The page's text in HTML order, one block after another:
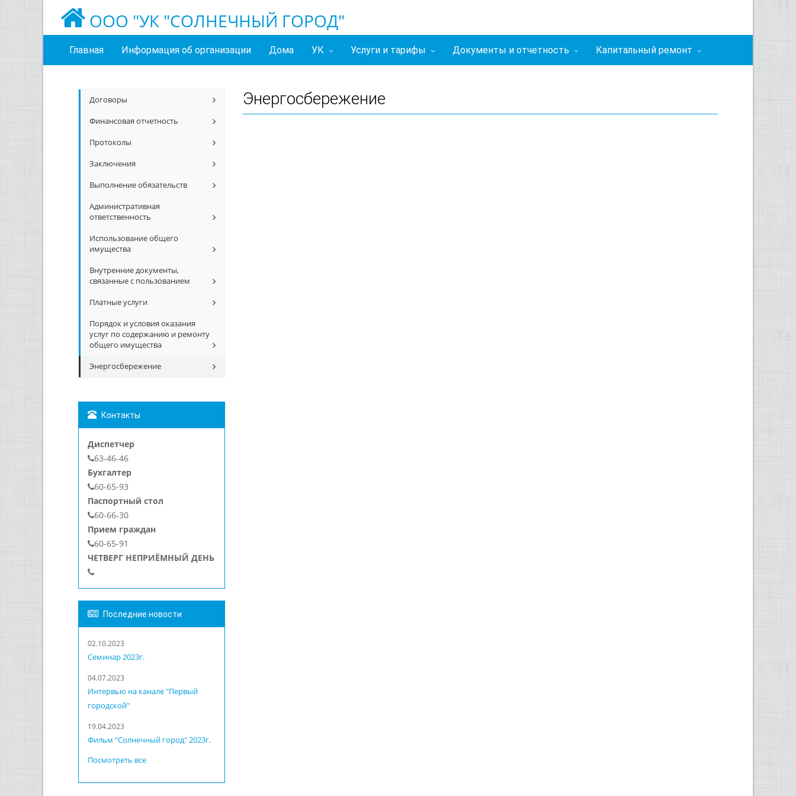
ООО "УК "СОЛНЕЧНЫЙ ГОРОД"
Главная Информация об организации Дома УК Услуги и тарифы Документы и отчетность Капитальный ремонт
Энергосбережение
Договоры
Финансовая отчетность
Протоколы
Заключения
Выполнение обязательств
Административная
ответственность
Использование общего
имущества
Внутренние документы,
связанные с пользованием
Платные услуги
Порядок и условия оказания
услуг по содержанию и ремонту
общего имущества
Энергосбережение
Контакты
Диспетчер
63-46-46
Бухгалтер
60-65-93
Паспортный стол
60-66-30
Прием граждан
60-65-91
ЧЕТВЕРГ НЕПРИЁМНЫЙ ДЕНЬ
Последние новости
02.10.2023
Семинар 2023г.
04.07.2023
Интервью на канале "Первый
городской"
19.04.2023
Фильм "Солнечный город" 2023г.
Посмотреть все